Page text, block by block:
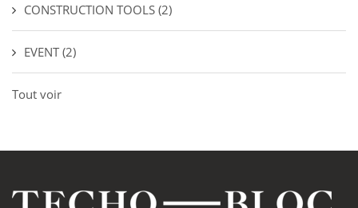
CONSTRUCTION TOOLS (2)
EVENT(2)
Tout voir